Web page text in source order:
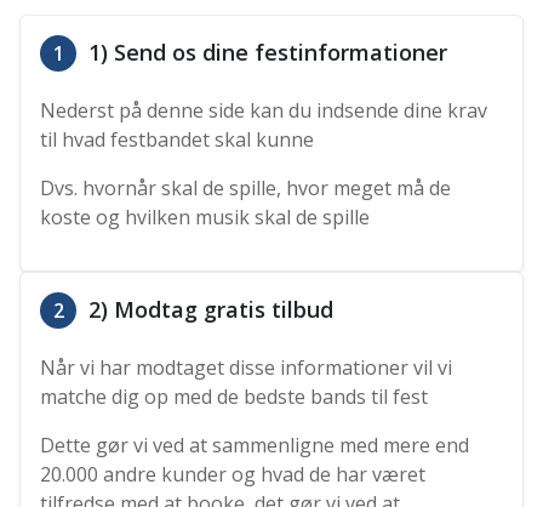
1 1) Send os dine festinformationer
Nederst på denne side kan du indsende dine krav
til hvad festbandet skal kunne
Dvs. hvornår skal de spille, hvor meget må de
koste og hvilken musik skal de spille
2 2) Modtag gratis tilbud
Når vi har modtaget disse informationer vil vi
matche dig op med de bedste bands til fest
Dette gør vi ved at sammenligne med mere end
20.000 andre kunder og hvad de har været